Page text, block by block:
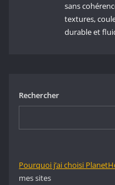
sans
textures,
durable et
Rechercher
Pourquoi j’ai choisi
mes sites